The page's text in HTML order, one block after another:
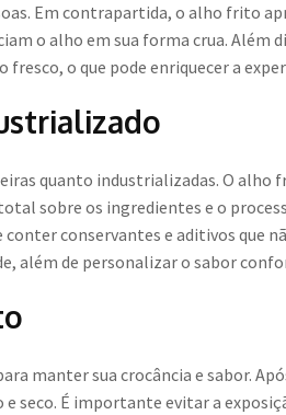
Em contrapartida, o alho frito
o alho em sua forma crua. Além
o que pode enriquecer a
quanto industrializadas. O
sobre os ingredientes e o
conservantes e aditivos que
além de personalizar o sabor
manter sua crocância e sabor.
É importante evitar a